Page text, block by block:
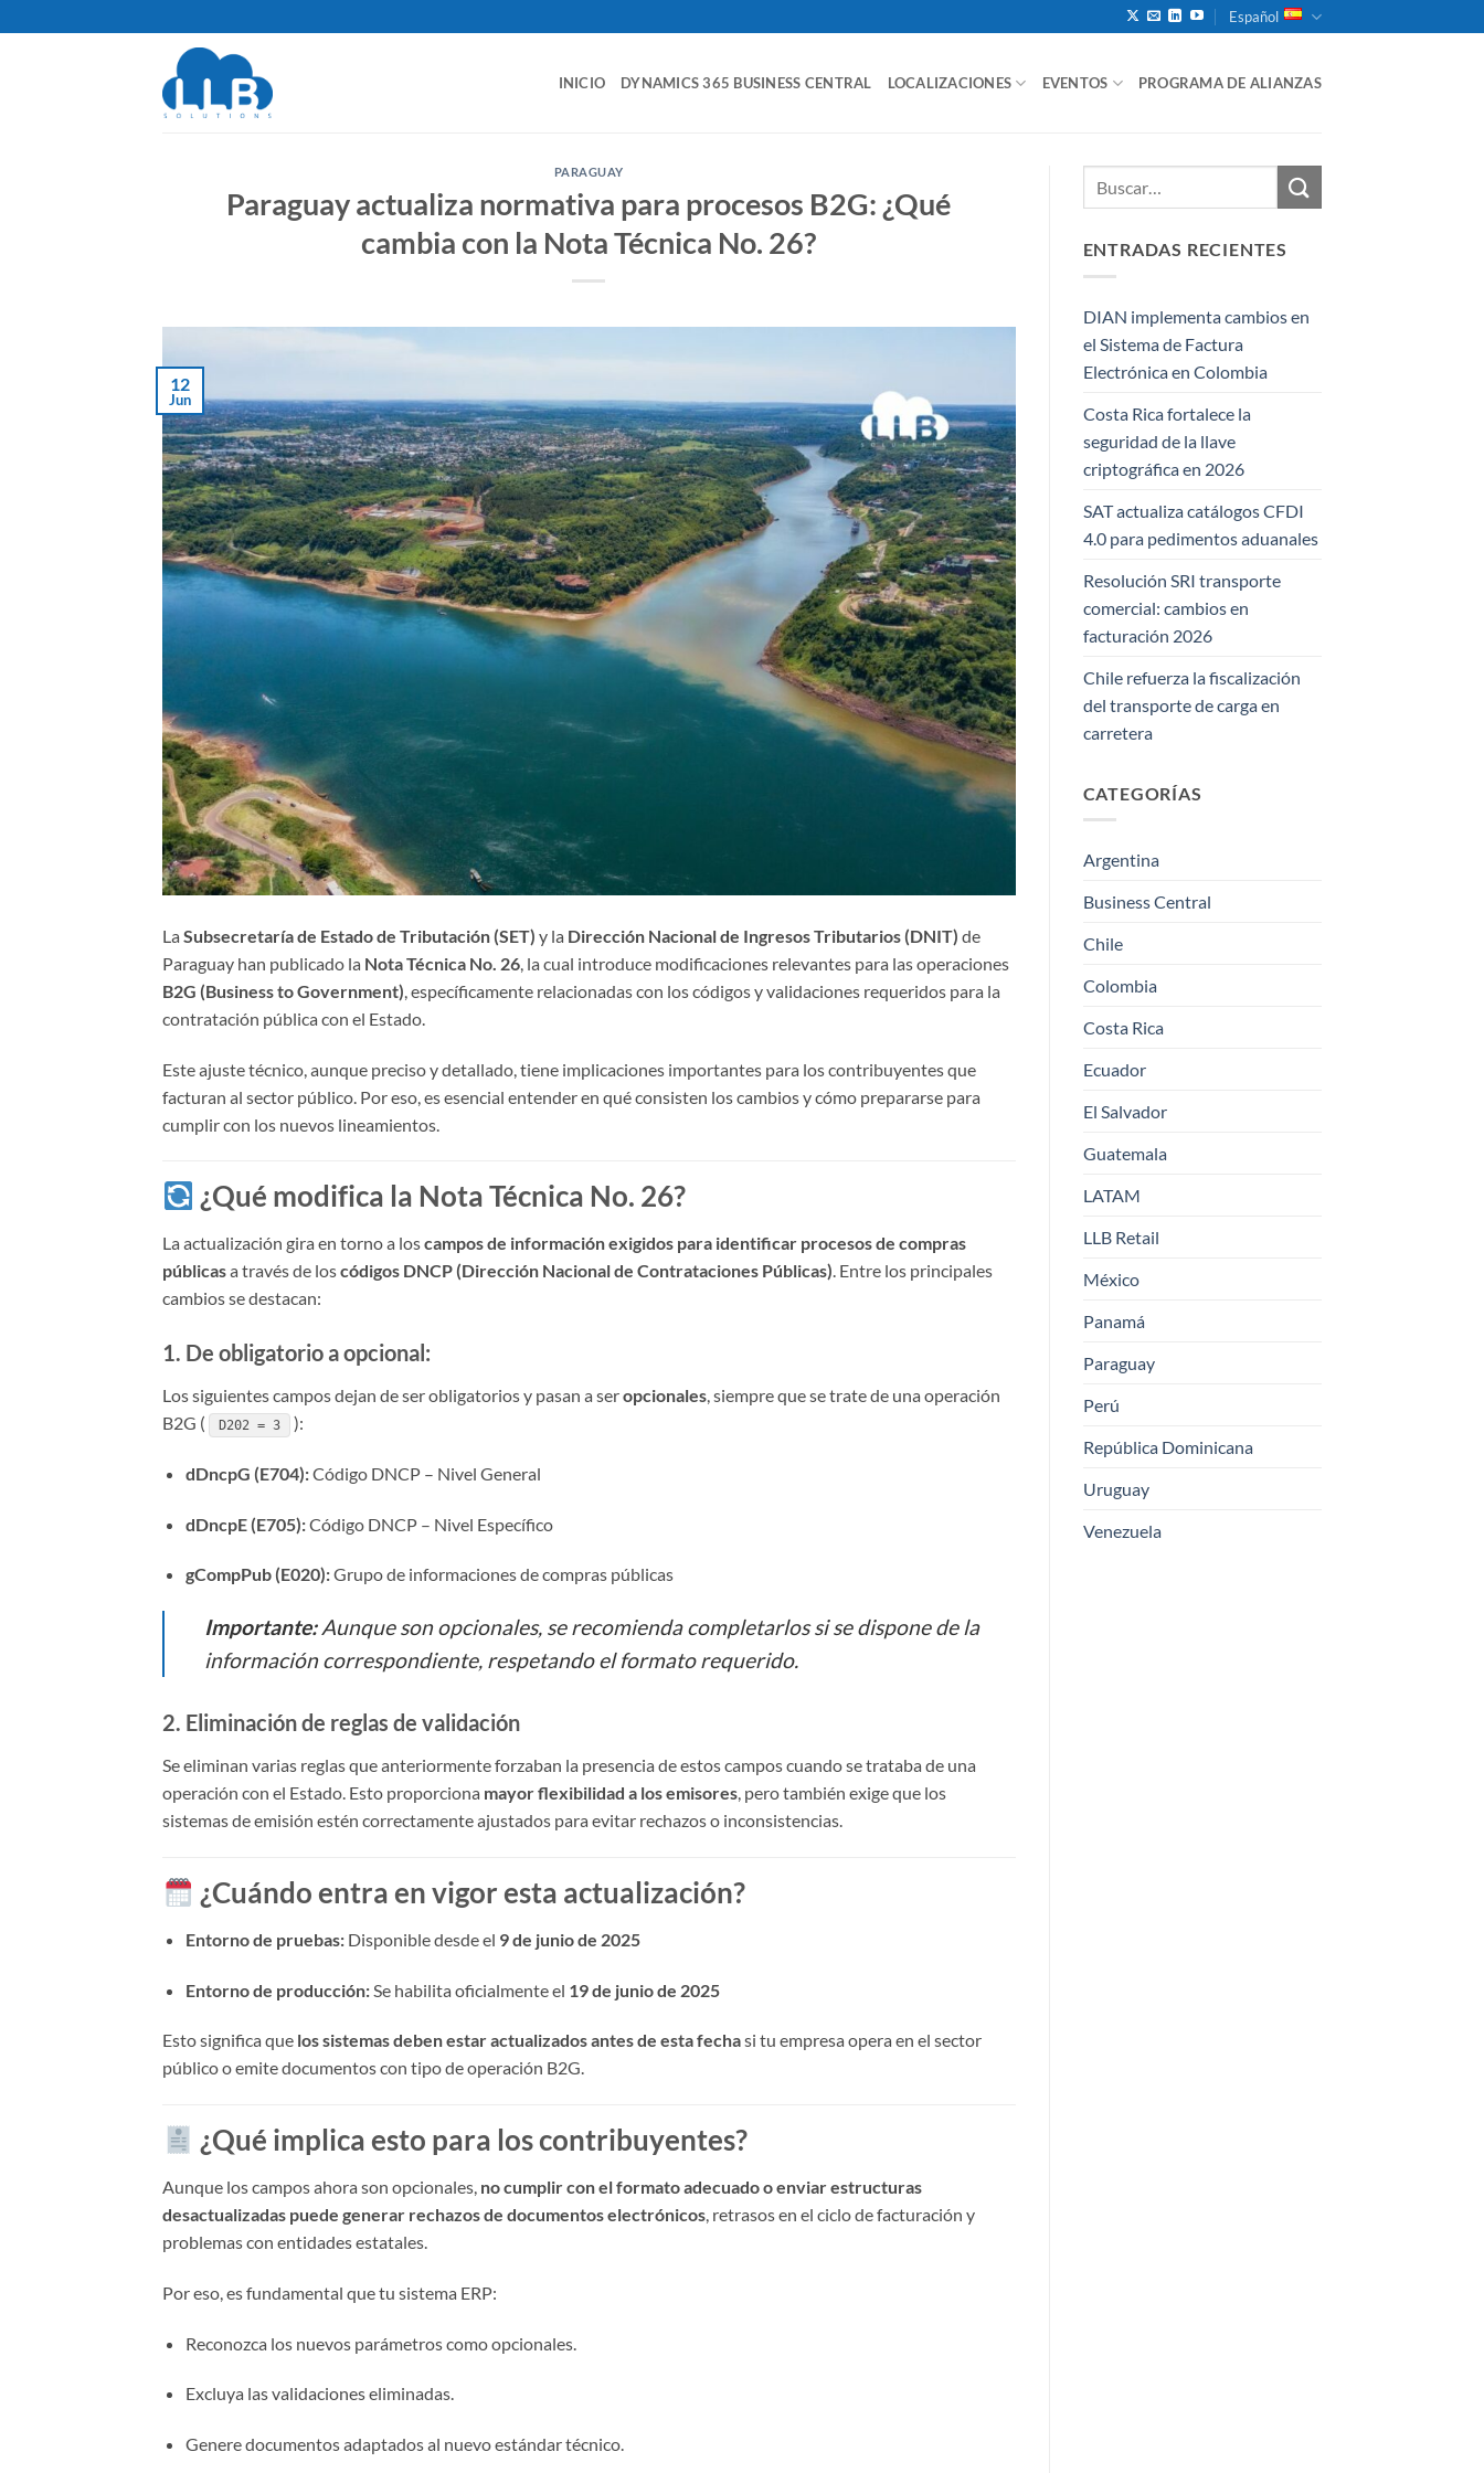
al
Español
INICIO DYNAMICS 365 BUSINESS CENTRAL LOCALIZACIONES EVENTOS PROGRAMA DE ALIANZAS
PARAGUAY
Paraguay actualiza normativa para procesos B2G: ¿Qué
cambia con la Nota Técnica No. 26?
12
Jun
La Subsecretaría de Estado de Tributación (SET) y la Dirección Nacional de Ingresos Tributarios (DNIT) de
Paraguay han publicado la Nota Técnica No. 26, la cual introduce modificaciones relevantes para las operaciones
B2G (Business to Government), específicamente relacionadas con los códigos y validaciones requeridos para la
contratación pública con el Estado.
Este ajuste técnico, aunque preciso y detallado, tiene implicaciones importantes para los contribuyentes que
facturan al sector público. Por eso, es esencial entender en qué consisten los cambios y cómo prepararse para
cumplir con los nuevos lineamientos.
¿Qué modifica la Nota Técnica No. 26?
La actualización gira en torno a loscampos de información exigidos para identificar procesos de compras
públicasa través de loscódigos DNCP (Dirección Nacional de Contrataciones Públicas). Entre los principales
cambios se destacan:
1. De obligatorio a opcional:
Los siguientes campos dejan de ser obligatorios y pasan a seropcionales, siempre que se trate de una operación
B2G (
D202 = 3 ):
dDncpG (E704):Código DNCP – Nivel General
dDncpE (E705):Código DNCP – Nivel Específico
gCompPub (E020):Grupo de informaciones de compras públicas
Importante:Aunque son opcionales, se recomienda completarlos si se dispone de la
información correspondiente, respetando el formato requerido.
2. Eliminación de reglas de validación
Se eliminan varias reglas que anteriormente forzaban la presencia de estos campos cuando se trataba de una
operación con el Estado. Esto proporciona mayor flexibilidad a los emisores, pero también exige que los
sistemas de emisión estén correctamente ajustados para evitar rechazos o inconsistencias.
¿Cuándo entra en vigor esta actualización?
Entorno de pruebas:Disponible desde el 9 de junio de 2025
Entorno de producción:Se habilita oficialmente el 19 de junio de 2025
Esto significa que los sistemas deben estar actualizados antes de esta fechasi tu empresa opera en el sector
público o emite documentos con tipo de operación B2G.
¿Qué implica esto para los contribuyentes?
Aunque los campos ahora son opcionales, no cumplir con el formato adecuado o enviar estructuras
desactualizadas puede generar rechazos de documentos electrónicos, retrasos en el ciclo de facturación y
problemas con entidades estatales.
Por eso, es fundamental que tu sistema ERP:
Reconozca los nuevos parámetros como opcionales.
Excluya las validaciones eliminadas.
Genere documentos adaptados al nuevo estándar técnico.
ENTRADAS RECIENTES
DIAN implementa cambios en
el Sistema de Factura
Electrónica en Colombia
Costa Rica fortalece la
seguridad de la llave
criptográfica en 2026
SAT actualiza catálogos CFDI
4.0 para pedimentos aduanales
Resolución SRI transporte
comercial: cambios en
facturación 2026
Chile refuerza la fiscalización
del transporte de carga en
carretera
CATEGORÍAS
Argentina
Business Central
Chile
Colombia
Costa Rica
Ecuador
El Salvador
Guatemala
LATAM
LLB Retail
México
Panamá
Paraguay
Perú
República Dominicana
Uruguay
Venezuela